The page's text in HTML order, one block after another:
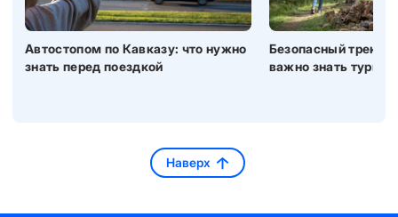
Автостопом по Кавказу: что нужно
знать перед поездкой
Безопасный
важно знать
Наверх